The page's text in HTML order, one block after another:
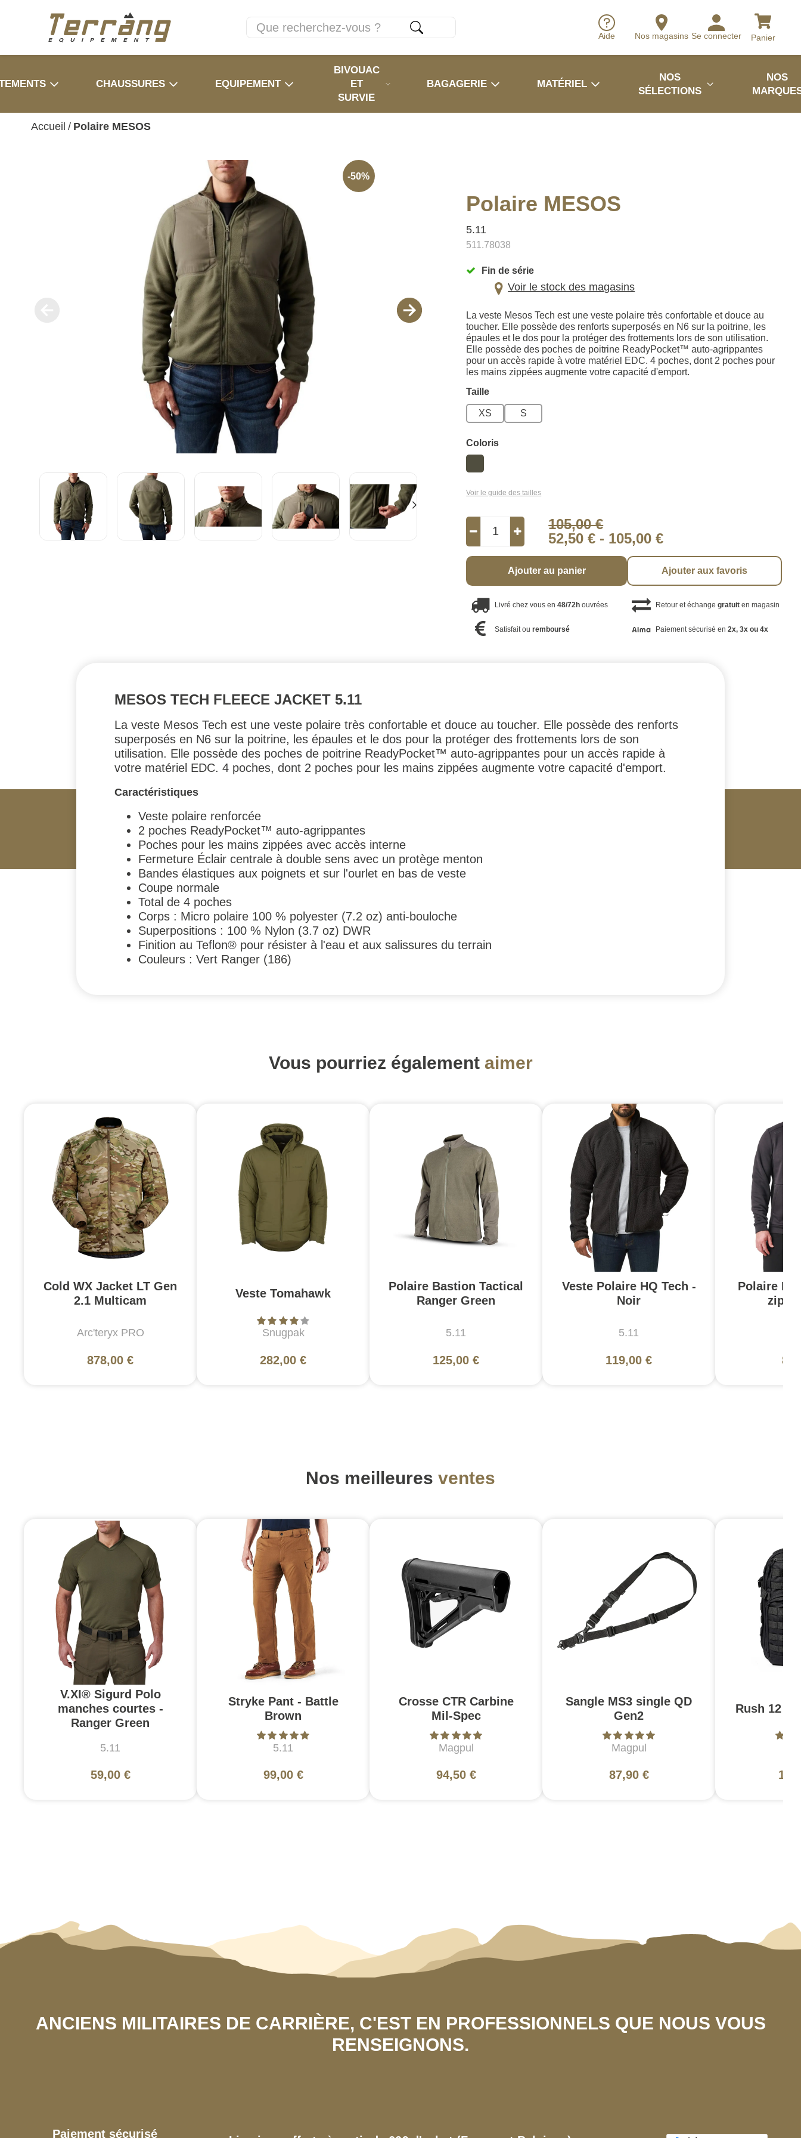
Aide Nos magasins Se connecter Panier
CHAUSSURES EQUIPEMENT
BIVOUAC
ET
SURVIE
BAGAGERIE MATÉRIEL
NOS
SÉLECTIONS
NOS
Accueil / Polaire MESOS
-50%
Polaire MESOS
5.11
511.78038
Fin de série
Voir le stock des magasins
La veste Mesos Tech est une veste polaire très confortable et douce au
toucher. Elle possède des renforts superposés en N6 sur la poitrine, les
épaules et le dos pour la protéger des frottements lors de son utilisation.
Elle possède des poches de poitrine ReadyPocket™ auto-agrippantes
pour un accès rapide à votre matériel EDC. 4 poches, dont 2 poches pour
les mains zippées augmente votre capacité d'emport.
Taille
XS S
Coloris
Voir le guide des tailles
105,00 €
52,50 € - 105,00 €
Ajouter au panier Ajouter aux favoris
Livré chez vous en48/72h ouvrées Retour et échange gratuiten magasin
Satisfait ouremboursé Paiement sécurisé en 2x, 3x ou 4x
MESOS TECH FLEECE JACKET 5.11
La veste Mesos Tech est une veste polaire très confortable et douce au toucher. Elle possède des renforts
superposés en N6 sur la poitrine, les épaules et le dos pour la protéger des frottements lors de son
utilisation. Elle possède des poches de poitrine ReadyPocket™ auto-agrippantes pour un accès rapide à
votre matériel EDC. 4 poches, dont 2 poches pour les mains zippées augmente votre capacité d'emport.
Caractéristiques
Veste polaire renforcée
2 poches ReadyPocket™ auto-agrippantes
Poches pour les mains zippées avec accès interne
Fermeture Éclair centrale à double sens avec un protège menton
Bandes élastiques aux poignets et sur l'ourlet en bas de veste
Coupe normale
Total de 4 poches
Corps : Micro polaire 100 % polyester (7.2 oz) anti-bouloche
Superpositions : 100 % Nylon (3.7 oz) DWR
Finition au Teflon® pour résister à l'eau et aux salissures du terrain
Couleurs : Vert Ranger (186)
Vous pourriez également aimer
Cold WX Jacket LT Gen
2.1 Multicam
Arc'teryx PRO
878,00 €
Veste Tomahawk
Snugpak
282,00 €
Polaire Bastion Tactical
Ranger Green
5.11
125,00 €
Veste Polaire HQ Tech -
Noir
5.11
119,00 €
Polaire
zip
Nos meilleures ventes
V.XI® Sigurd Polo
manches courtes -
Ranger Green
5.11
59,00 €
Stryke Pant - Battle
Brown
5.11
99,00 €
Crosse CTR Carbine
Mil-Spec
Magpul
94,50 €
Sangle MS3 single QD
Gen2
Magpul
87,90 €
Rush 12
ANCIENS MILITAIRES DE CARRIÈRE, C'EST EN PROFESSIONNELS QUE NOUS VOUS
RENSEIGNONS.
Paiement sécurisé